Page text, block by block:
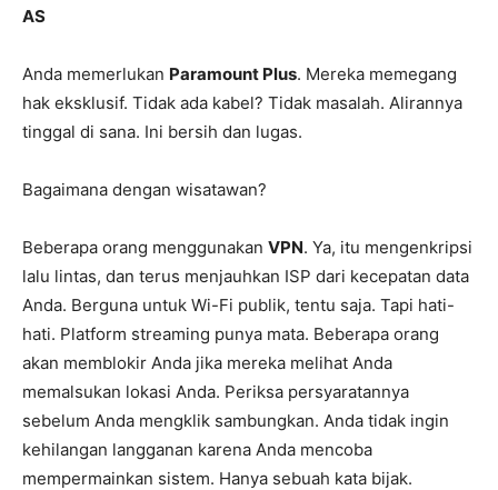
AS
Anda memerlukan Paramount Plus. Mereka memegang
hak eksklusif. Tidak ada kabel? Tidak masalah. Alirannya
tinggal di sana. Ini bersih dan lugas.
Bagaimana dengan wisatawan?
Beberapa orang menggunakan VPN. Ya, itu mengenkripsi
lalu lintas, dan terus menjauhkan ISP dari kecepatan data
Anda. Berguna untuk Wi-Fi publik, tentu saja. Tapi hati-
hati. Platform streaming punya mata. Beberapa orang
akan memblokir Anda jika mereka melihat Anda
memalsukan lokasi Anda. Periksa persyaratannya
sebelum Anda mengklik sambungkan. Anda tidak ingin
kehilangan langganan karena Anda mencoba
mempermainkan sistem. Hanya sebuah kata bijak.